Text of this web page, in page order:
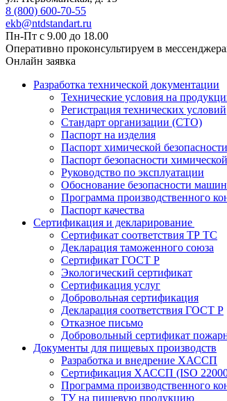
8 (800) 600-70-55
ekb@ntdstandart.ru
Пн-Пт с 9.00 до 18.00
Оперативно проконсультируем в
Онлайн заявка
Разработка технической документации
Технические условия на
Регистрация технических условий
Стандарт организации (СТО)
Паспорт на изделия
Паспорт химической
Паспорт безопасности
Руководство по эксплуатации
Обоснование безопасности
Программа производственного
Паспорт качества
Сертификация и декларирование
Сертификат соответствия ТР ТС
Декларация таможенного союза
Сертификат ГОСТ Р
Экологический сертификат
Сертификация услуг
Добровольная сертификация
Декларация соответствия ГОСТ Р
Отказное письмо
Добровольный сертификат
Документы для пищевых производств
Разработка и внедрение ХАССП
Сертификация ХАССП (ISO
Программа производственного
ТУ на пищевую продукцию